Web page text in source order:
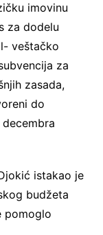
imovinu
za dodelu
veštačko
za
zasada,
do
istakao je
budžeta
pomoglo